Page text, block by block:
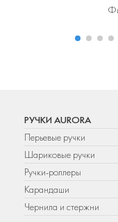
РУЧКИ AURORA
Перьевые ручки
Шариковые ручки
Ручки-роллеры
Карандаши
Чернила и стержни